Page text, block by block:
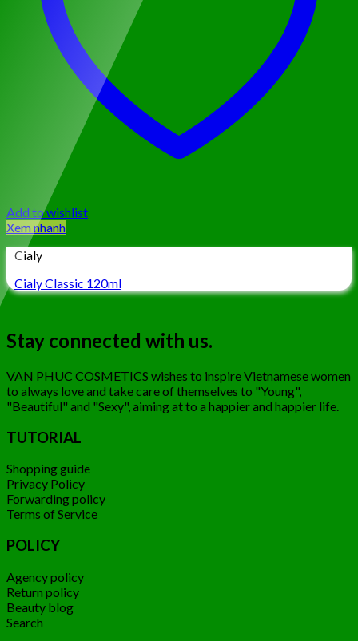
Add to wishlist
Xem nhanh
Cialy
Cialy Classic 120ml
Stay connected with us.
VAN PHUC COSMETICS wishes to inspire Vietnamese women
to always love and take care of themselves to "Young",
"Beautiful" and "Sexy", aiming at to a happier and happier life.
TUTORIAL
Shopping guide
Privacy Policy
Forwarding policy
Terms of Service
POLICY
Agency policy
Return policy
Beauty blog
Search